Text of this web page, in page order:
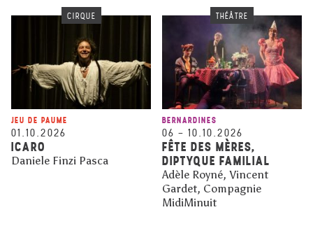
CIRQUE
JEU DE PAUME
01.10.2026
ICARO
Daniele Finzi Pasca
THÉÂTRE
BERNARDINES
06 – 10.10.2026
FÊTE DES MÈRES,
DIPTYQUE FAMILIAL
Adèle Royné, Vincent
Gardet, Compagnie
MidiMinuit